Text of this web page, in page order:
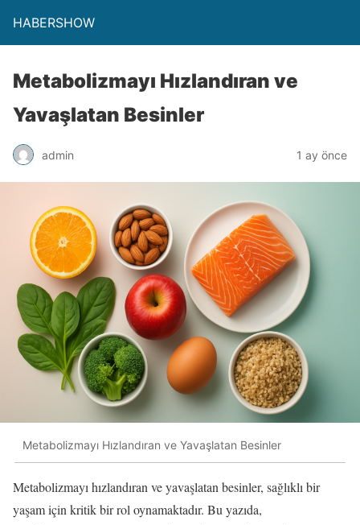
HABERSHOW
Metabolizmayı Hızlandıran ve
Yavaşlatan Besinler
admin 1 ay önce
Metabolizmayı Hızlandıran ve Yavaşlatan Besinler
Metabolizmayı hızlandıran ve yavaşlatan besinler, sağlıklı bir
yaşam için kritik bir rol oynamaktadır. Bu yazıda,